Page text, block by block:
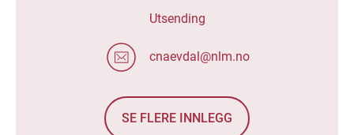
Utsending
cnaevdal@nlm.no
SE FLERE INNLEGG